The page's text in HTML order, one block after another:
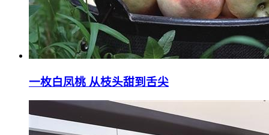
一枚白凤桃 从枝头甜到舌尖